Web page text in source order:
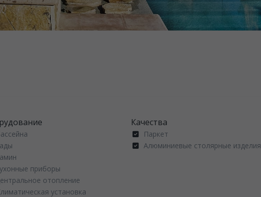
приборы
отопление
установка
Качества
Паркет
Алюминиевые столярные изделия